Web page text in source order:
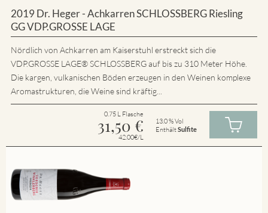
2019 Dr. Heger - Achkarren SCHLOSSBERG Riesling
GG VDP.GROSSE LAGE
Nördlich von Achkarren am Kaiserstuhl erstreckt sich die
VDP.GROSSE LAGE® SCHLOSSBERG auf bis zu 310 Meter Höhe.
Die kargen, vulkanischen Böden erzeugen in den Weinen komplexe
Aromastrukturen, die Weine sind kräftig...
0.75 L Flasche
31,50 €
42.00€/L
13.0 % Vol
EnthältSulfite